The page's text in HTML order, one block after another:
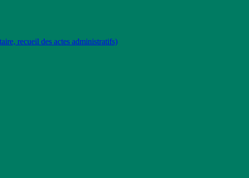
recueil des actes administratifs)